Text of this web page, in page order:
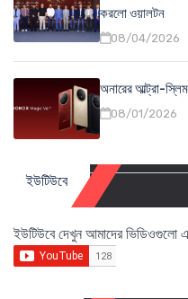
করলো ওয়ালটন
08/04/2026
অনারের আল্ট্রা-
08/01/2026
ইউটিউবে
ইউটিউবে দেখুন আমাদের ভিডিওগুলো